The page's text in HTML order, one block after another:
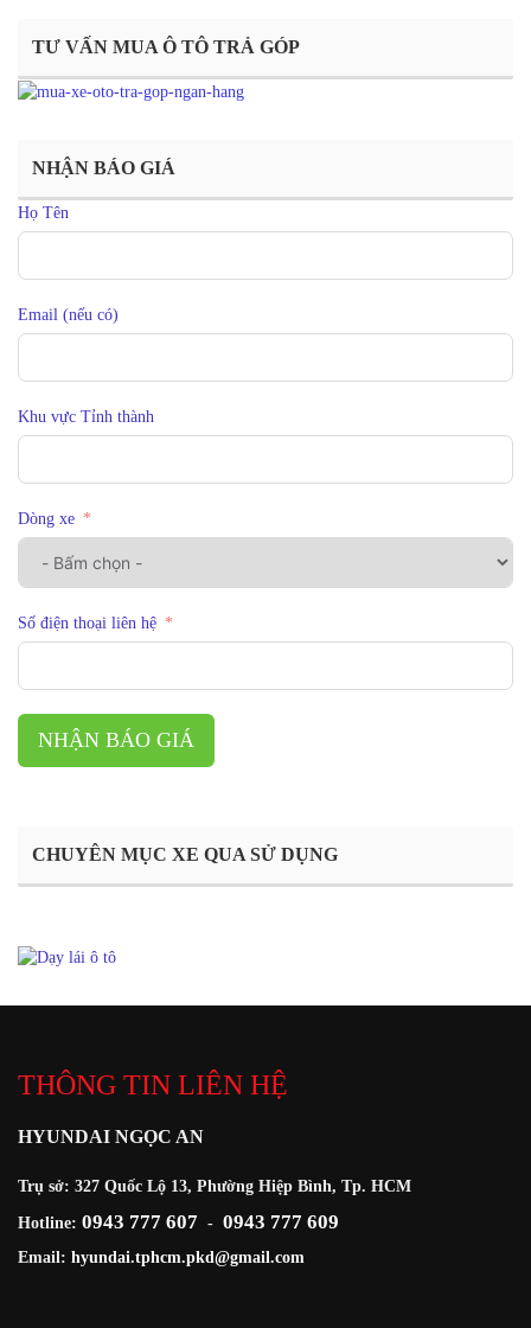
TƯ VẤN MUA Ô TÔ TRẢ GÓP
NHẬN BÁO GIÁ
Họ Tên
Email (nếu có)
Khu vực Tỉnh thành
Dòng xe
Số điện thoại liên hệ
NHẬN BÁO GIÁ
CHUYÊN MỤC XE QUA SỬ DỤNG
THÔNG TIN LIÊN HỆ
HYUNDAI NGỌC AN
Trụ sở: 327 Quốc Lộ 13, Phường Hiệp Bình, Tp. HCM
Hotline: 0943 777 607 - 0943 777 609
Email: hyundai.tphcm.pkd@gmail.com